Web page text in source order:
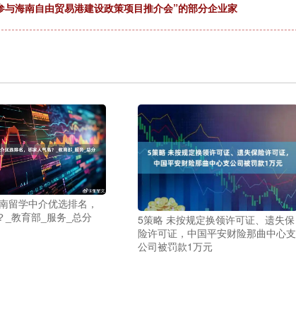
海南自由贸易港建设政策项目推介会”的部分企业家
留学中介优选排名，
_教育部_服务_总分
5策略 未按规定换领许可证、遗失保
险许可证，中国平安财险那曲中心支
公司被罚款1万元